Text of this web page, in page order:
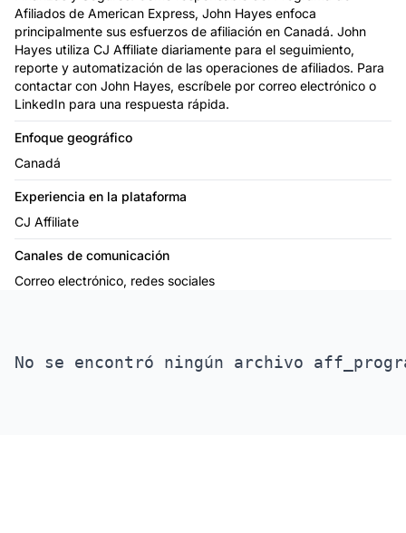
Afiliados de American Express, John Hayes enfoca
principalmente sus esfuerzos de afiliación en Canadá. John
Hayes utiliza CJ Affiliate diariamente para el seguimiento,
reporte y automatización de las operaciones de afiliados. Para
contactar con John Hayes, escríbele por correo electrónico o
LinkedIn para una respuesta rápida.
Enfoque geográfico
Canadá
Experiencia en la plataforma
CJ Affiliate
Canales de comunicación
Correo electrónico, redes sociales